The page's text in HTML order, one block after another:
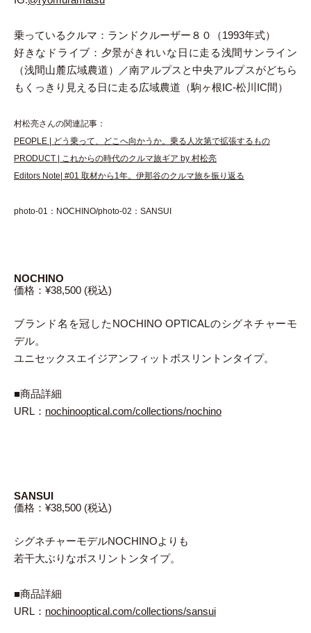
乗っているクルマ： ランドクルーザー８０（1993年式）
好きなドライブ： 夕景がきれいな日に走る浅間サンライン
（浅間山麓広域農道）／南アルプスと中央アルプスがどちら
もくっきり見える日に走る広域農道（駒ヶ根IC-松川IC間）
村松亮さんの関連記事：
PEOPLE | どう乗って、どこへ向かうか。乗る人次第で拡張するもの
PRODUCT | これからの時代のクルマ旅ギア by 村松亮
Editors Note| #01 取材から1年。伊那谷のクルマ旅を振り返る
photo-01：NOCHINO/photo-02：SANSUI
NOCHINO
価格：¥38,500 (税込)
ブランド名を冠したNOCHINO OPTICALのシグネチャーモ
デル。
ユニセックスエイジアンフィットボスリントンタイプ。
■商品詳細
URL： nochinooptical.com/collections/nochino
SANSUI
価格：¥38,500 (税込)
シグネチャーモデルNOCHINOよりも
若干大ぶりなボスリントンタイプ。
■商品詳細
URL： nochinooptical.com/collections/sansui